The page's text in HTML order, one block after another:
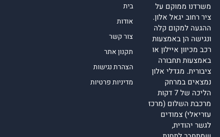
משרדנו ממוקם על
ציר רחוב יגאל אלון.
ההגעה למקום קלה
ונגישה הן באמצעות
רכב מכיוון איילון או
באמצעות תחבורה
ציבורית. מגדלי אלון
נמצאים במרחק
הליכה של 7 דקות
מרכבת השלום (מרכז
עזריאלי) צמודים
לגשר יהודית,
בית
אודות
צור קשר
תקנון אתר
הצהרת נגישות
מדיניות פרטיות